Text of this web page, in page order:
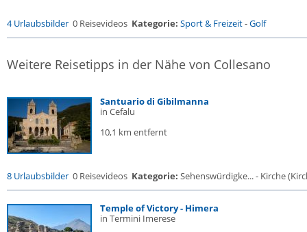
4 Urlaubsbilder 0 Reisevideos Kategorie: Sport & Freizeit-Golf
Weitere Reisetipps in der Nähe von Collesano
Santuario di Gibilmanna
in Cefalu
10,1 km entfernt
8 Urlaubsbilder 0 Reisevideos Kategorie: Sehenswürdigke... - Kirche
Temple of Victory - Himera
in Termini Imerese